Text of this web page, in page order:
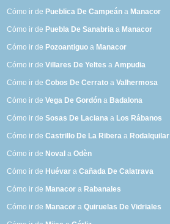
Cómo ir de Pueblica De Campeán a Manacor
Cómo ir de Puebla De Sanabria a Manacor
Cómo ir de Pozoantiguo a Manacor
Cómo ir deVillares De Yeltes aAmpudia
Cómo ir deCobos De Cerrato aValhermosa
Cómo ir deVega De Gordón a Badalona
Cómo ir deSosas De Laciana a Los Rábanos
Cómo ir deCastrillo De La Ribera a Rodalquilar
Cómo ir de Noval aOdèn
Cómo ir de Huévar aCañada De Calatrava
Cómo ir de Manacor a Rabanales
Cómo ir de Manacor aQuiruelas De Vidriales